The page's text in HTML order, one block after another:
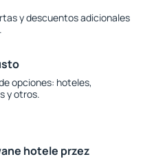
y descuentos adicionales
opciones: hoteles,
y otros.
hotele przez